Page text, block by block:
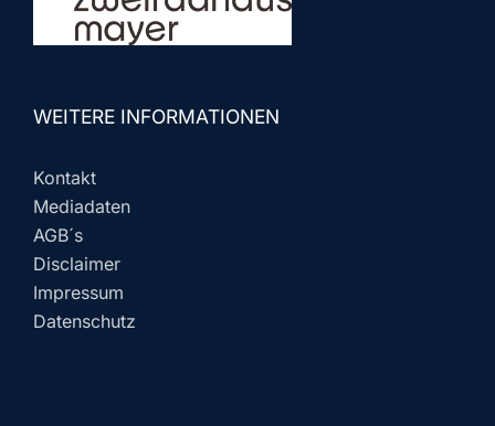
WEITERE INFORMATIONEN
Kontakt
Mediadaten
AGB´s
Disclaimer
Impressum
Datenschutz